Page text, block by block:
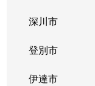
深川市
登別市
伊達市